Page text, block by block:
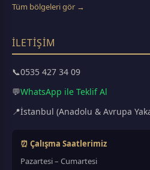
Tüm bölgeleri gör →
İLETIŞIM
📞0535 427 34 09
💬WhatsApp ile Teklif Al
📍İstanbul (Anadolu & Avrupa
⏰ Çalışma Saatlerimiz
Pazartesi – Cumartesi